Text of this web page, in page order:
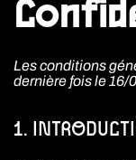
Les conditions
dernière fois le 16/
1.